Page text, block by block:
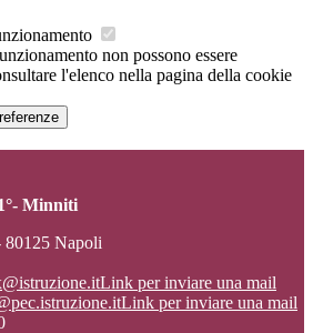
non possono essere
l'elenco nella pagina della cookie
Minniti
80125 Napoli
Link per inviare una mail
Link per inviare una mail